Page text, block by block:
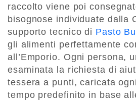
raccolto viene poi
bisognose individuate dalla
supporto tecnico di Pasto
gli alimenti perfettamente
all’Emporio. Ogni persona,
esaminata la richiesta di
tessera a punti, caricata
tempo predefinito in base